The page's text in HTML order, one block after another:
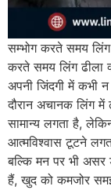
सम्भोग करते समय लिंग
करते समय लिंग ढीला
अपनी जिंदगी में कभी
दौरान अचानक लिंग
सामान्य लगता है,
आत्मविश्वास टूटने
बल्कि मन पर भी
हैं, खुद को कमजोर